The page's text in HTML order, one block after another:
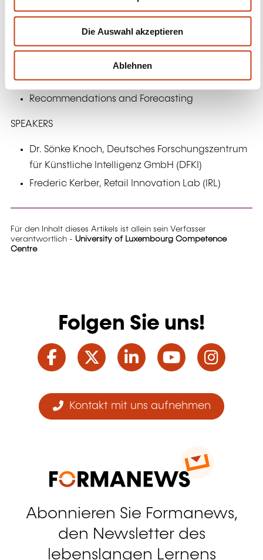
Die Auswahl akzeptieren
Ablehnen
Artificial intelligence
Deep Learning / Image classification
Text digitization / Optical Character
Augmented Reality
Recommendations and Forecasting
SPEAKERS
Dr. Sönke Knoch, Deutsches Forschungszentrum
für Künstliche Intelligenz GmbH (DFKI)
Frederic Kerber, Retail Innovation Lab (IRL)
Für den Inhalt dieses Artikels ist allein sein Verfasser
verantwortlich - University of Luxembourg Competence
Centre
Folgen Sie uns!
Facebook
TwitterLinkedInYouTube
Kontakt mit uns aufnehmen
Abonnieren Sie Formanews,
den Newsletter des
lebenslangen Lernens